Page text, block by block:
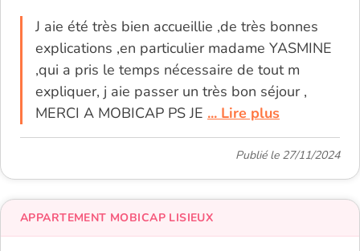
J aie été très bien accueillie ,de très bonnes
explications ,en particulier madame YASMINE
,qui a pris le temps nécessaire de tout m
expliquer, j aie passer un très bon séjour ,
MERCI A MOBICAP PS JE ... Lire plus
Publié le 27/11/2024
APPARTEMENT MOBICAP LISIEUX